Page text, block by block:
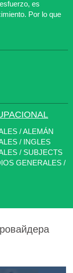
es
Por lo que
/ ALEMÁN
/ INGLES
/ SUBJECTS
GENERALES /